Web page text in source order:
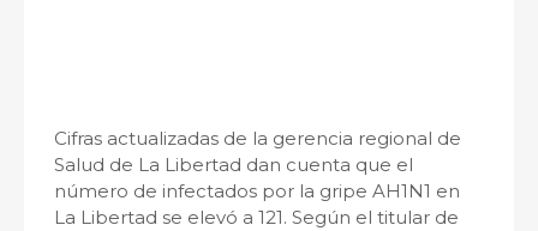
Cifras actualizadas de la gerencia regional de
Salud de La Libertad dan cuenta que el
número de infectados por la gripe AH1N1 en
La Libertad se elevó a 121. Según el titular de